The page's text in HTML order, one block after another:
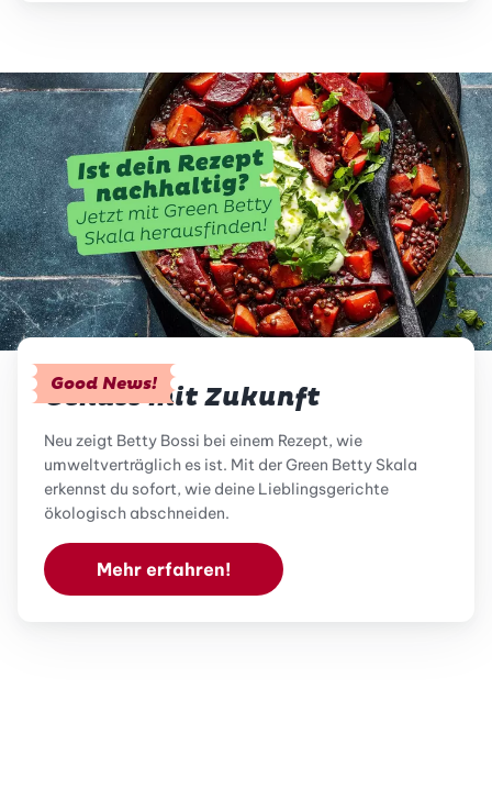
Good News!
Genuss mit Zukunft
Neu zeigt Betty Bossi bei einem Rezept, wie
umweltverträglich es ist. Mit der Green Betty Skala
erkennst du sofort, wie deine Lieblingsgerichte
ökologisch abschneiden.
Mehr erfahren!